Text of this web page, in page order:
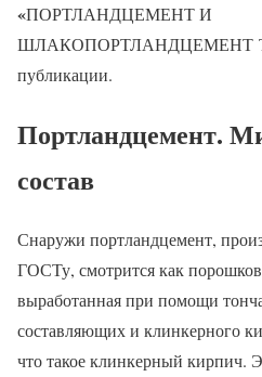
«ПОРТЛАНДЦЕМЕНТ И
ШЛАКОПОРТЛАНДЦЕМЕНТ
публикации.
Портландцемент.
состав
Снаружи портландцемент,
ГОСТу, смотрится как
выработанная при помощи
составляющих и клинкерного
что такое клинкерный кирпич.